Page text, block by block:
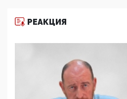
11:53, 09 Июня 2026
деятельность ИИТО ЮНЕСКО
цифроглобалисты
повестку в образовании
09:43, 01 Июня 2026
5G за счет здоровья
отобрать у регионов и
РЕАКЦИЯ